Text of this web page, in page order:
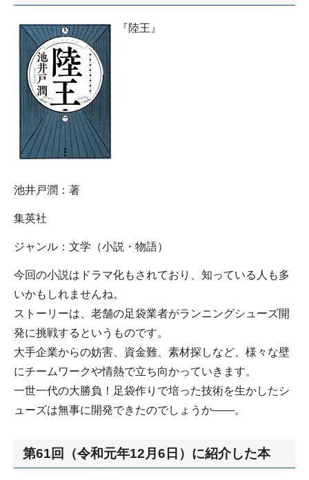
『陸王』
池井戸潤：著
集英社
ジャンル：文学（小説・物語）
今回の小説はドラマ化もされており、知っている人も多
いかもしれませんね。
ストーリーは、老舗の足袋業者がランニングシューズ開
発に挑戦するというものです。
大手企業からの妨害、資金難、素材探しなど、様々な壁
にチームワークや情熱で立ち向かっていきます。
一世一代の大勝負！足袋作りで培った技術を生かしたシ
ューズは無事に開発できたのでしょうか――。
第61回（令和元年12月6日）に紹介した本